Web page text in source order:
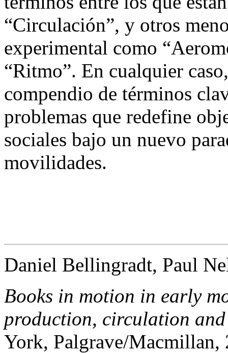
“Circulación”, y otros
experimental como
“Ritmo”. En cualquier
compendio de términos
problemas que redefine
sociales bajo un nuevo
movilidades.
Daniel Bellingradt, Paul
Books in motion in early
production, circulation
York, Palgrave/Macmillan,